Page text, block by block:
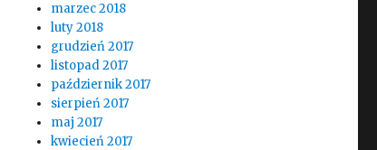
marzec 2018
luty 2018
grudzień 2017
listopad 2017
październik 2017
sierpień 2017
maj 2017
kwiecień 2017